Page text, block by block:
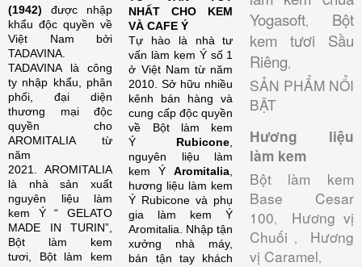
(1942) được nhập
khẩu độc quyền về
Việt Nam bởi
TADAVINA.
TADAVINA là công
ty nhập khẩu, phân
phối, đại diện
thương mại độc
quyền cho
AROMITALIA từ
năm
2021. AROMITALIA
là nhà sản xuất
nguyên liệu làm
kem Ý “ GELATO
MADE IN TURIN”,
Bột làm kem
tươi, Bột làm kem
NHẤT CHO KEM
VÀ CAFE Ý
Tự hào là nhà tư
vấn làm kem Ý số 1
ở Việt Nam từ năm
2010. Sở hữu nhiều
kênh bán hàng và
cung cấp độc quyền
về Bột làm kem
Ý Rubicone
nguyên liệu làm
kem ÝAromitalia
hương liệu làm kem
Ý Rubicone và phụ
gia làm kem Ý
Aromitalia. Nhập tận
xưởng nhà máy,
bán tận tay khách
Yogasoft, Bột
kem tươi Sầu
Riêng,
SẢN PHẨM NỔI
BẬT
Hương liệu
làm kem
Bột làm kem
Base Cesar
100, Hương vị
Chuối , Hương
vị Caramel,